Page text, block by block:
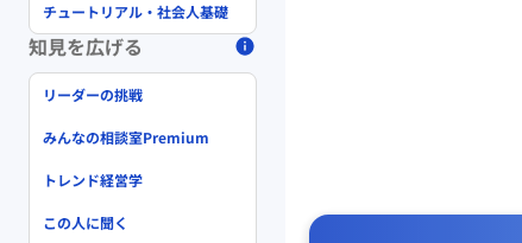
チュートリアル・社会人基礎
知見を広げる
リーダーの挑戦
みんなの相談室Premium
トレンド経営学
この人に聞く